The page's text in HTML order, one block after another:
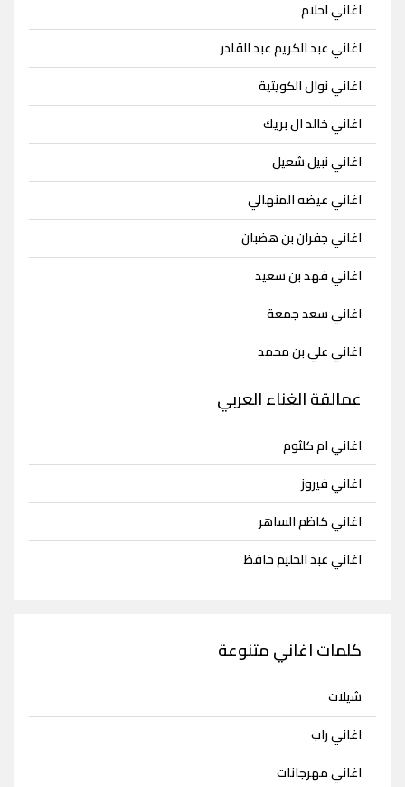
اغاني احلام
اغاني عبد الكريم عبد القادر
اغاني نوال الكويتية
اغاني خالد ال بريك
اغاني نبيل شعيل
اغاني عيضه المنهالي
اغاني جفران بن هضبان
اغاني فهد بن سعيد
اغاني سعد جمعة
اغاني علي بن محمد
عمالقة الغناء العربي
اغاني ام كلثوم
اغاني فيروز
اغاني كاظم الساهر
اغاني عبد الحليم حافظ
كلمات اغاني متنوعة
شيلات
اغاني راب
اغاني مهرجانات